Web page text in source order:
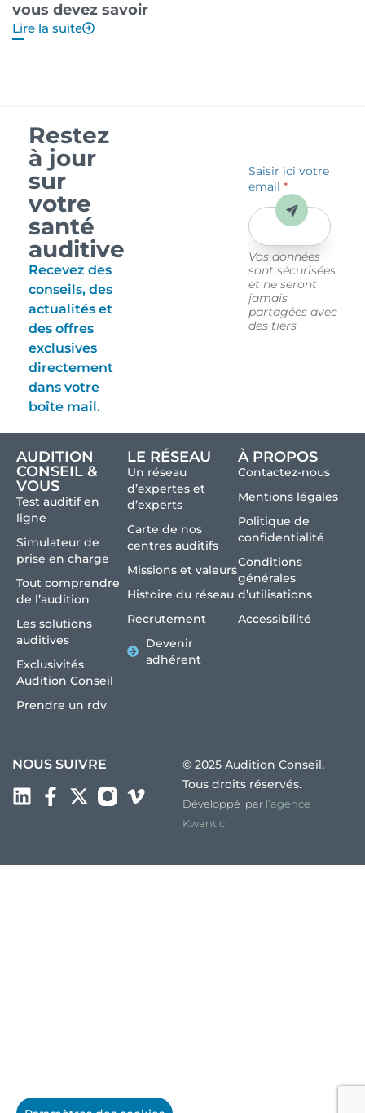
vous devez savoir
Lire la suite
Restez
à jour
sur
votre
santé
auditive
Recevez des
conseils, des
actualités et
des offres
exclusives
directement
dans votre
boîte mail.
Saisir ici votre
email*
Vos données
sont sécurisées
et ne seront
jamais
partagées avec
des tiers
Envoyer
AUDITION
CONSEIL &
VOUS
Test auditif en
ligne
Simulateur de
prise en charge
Tout comprendre
de l’audition
Les solutions
auditives
Exclusivités
Audition Conseil
Prendre un rdv
LE RÉSEAU
Un réseau
d’expertes et
d’experts
Carte de nos
centres auditifs
Missions et valeurs
Histoire du réseau
Recrutement
Devenir
adhérent
À PROPOS
Contactez-nous
Mentions légales
Politique de
confidentialité
Conditions
générales
d’utilisations
Accessibilité
NOUS SUIVRE
© 2025 Audition Conseil.
Tous droits réservés.
Développé par l’agence
Kwantic